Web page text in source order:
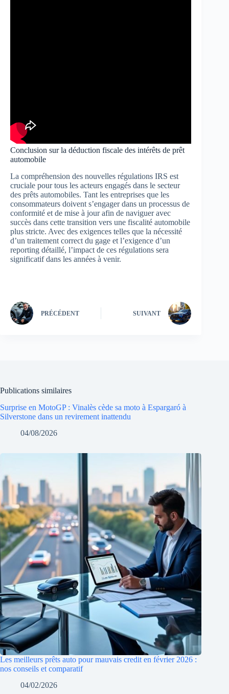
Conclusion sur la déduction fiscale des intérêts de prêt
automobile
La compréhension des nouvelles régulations IRS est
cruciale pour tous les acteurs engagés dans le secteur
des prêts automobiles. Tant les entreprises que les
consommateurs doivent s’engager dans un processus de
conformité et de mise à jour afin de naviguer avec
succès dans cette transition vers une fiscalité automobile
plus stricte. Avec des exigences telles que la nécessité
d’un traitement correct du gage et l’exigence d’un
reporting détaillé, l’impact de ces régulations sera
significatif dans les années à venir.
PRÉCÉDENT SUIVANT
Publications similaires
Surprise en MotoGP : Vinalès cède sa moto à Espargaró à
Silverstone dans un revirement inattendu
04/08/2026
Les meilleurs prêts auto pour mauvais credit en février 2026 :
nos conseils et comparatif
04/02/2026